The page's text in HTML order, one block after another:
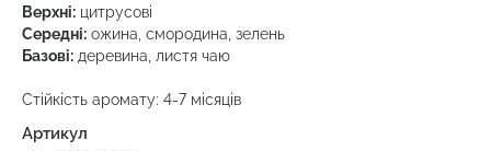
Верхні: цитрусові
Середні: ожина, смородина, зелень
Базові: деревина, листя чаю
Стійкість аромату: 4-7 місяців
Артикул